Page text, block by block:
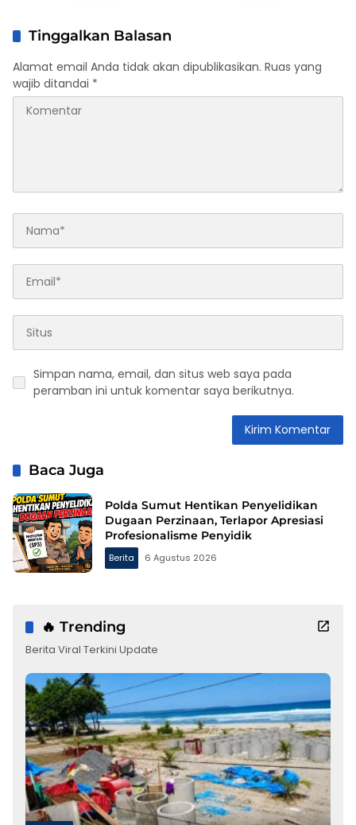
Tinggalkan Balasan
Alamat email Anda tidak akan dipublikasikan. Ruas yang
wajib ditandai *
Simpan nama, email, dan situs web saya pada
peramban ini untuk komentar saya berikutnya.
Baca Juga
Polda Sumut Hentikan Penyelidikan
Dugaan Perzinaan, Terlapor Apresiasi
Profesionalisme Penyidik
Berita 6 Agustus 2026
🔥 Trending
Berita Viral Terkini Update